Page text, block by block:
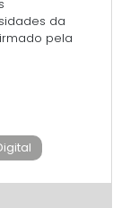
da
firmado pela